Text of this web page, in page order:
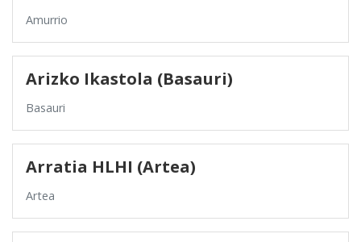
Amurrio
Arizko Ikastola (Basauri)
Basauri
Arratia HLHI (Artea)
Artea